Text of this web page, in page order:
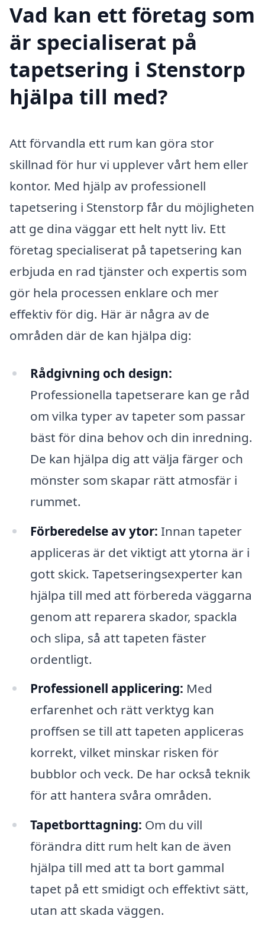
Vad kan ett företag som
är specialiserat på
tapetsering i Stenstorp
hjälpa till med?
Att förvandla ett rum kan göra stor
skillnad för hur vi upplever vårt hem eller
kontor. Med hjälp av professionell
tapetsering i Stenstorp får du möjligheten
att ge dina väggar ett helt nytt liv. Ett
företag specialiserat på tapetsering kan
erbjuda en rad tjänster och expertis som
gör hela processen enklare och mer
effektiv för dig. Här är några av de
områden där de kan hjälpa dig:
Rådgivning och design:
Professionella tapetserare kan ge råd
om vilka typer av tapeter som passar
bäst för dina behov och din inredning.
De kan hjälpa dig att välja färger och
mönster som skapar rätt atmosfär i
rummet.
Förberedelse av ytor: Innan tapeter
appliceras är det viktigt att ytorna är i
gott skick. Tapetseringsexperter kan
hjälpa till med att förbereda väggarna
genom att reparera skador, spackla
och slipa, så att tapeten fäster
ordentligt.
Professionell applicering: Med
erfarenhet och rätt verktyg kan
proffsen se till att tapeten appliceras
korrekt, vilket minskar risken för
bubblor och veck. De har också teknik
för att hantera svåra områden.
Tapetborttagning: Om du vill
förändra ditt rum helt kan de även
hjälpa till med att ta bort gammal
tapet på ett smidigt och effektivt sätt,
utan att skada väggen.